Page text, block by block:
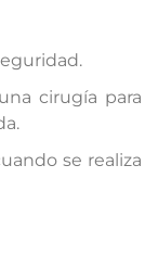
cirugía para
se realiza